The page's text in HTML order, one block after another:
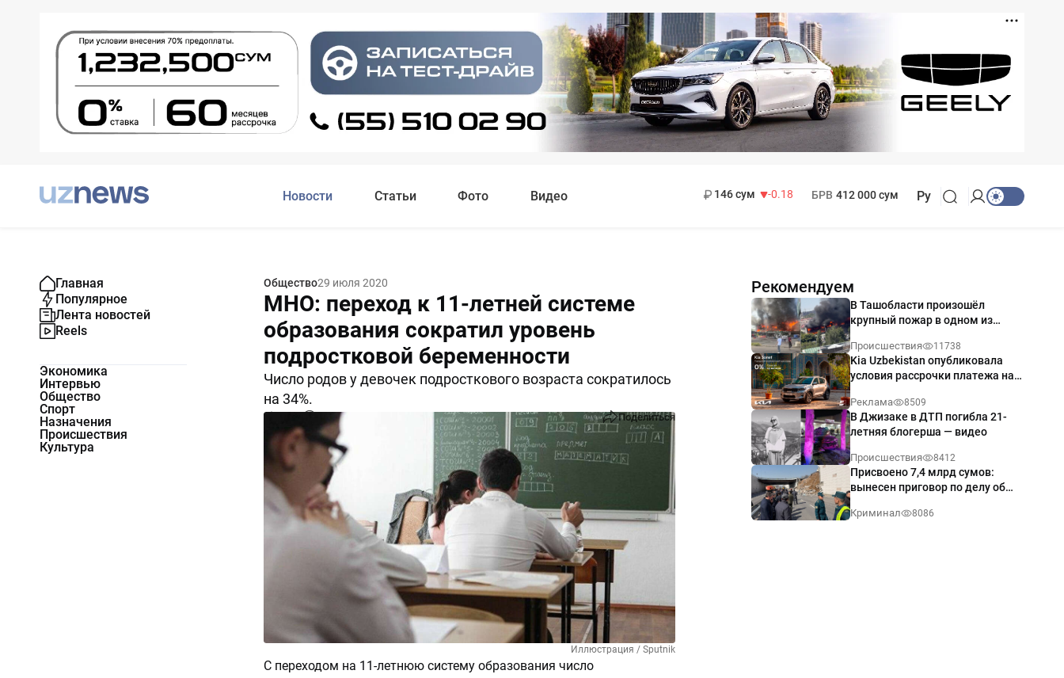
Новости Статьи Фото Видео
146 сум
-0.18
БРВ 412 000 сум Ру
Главная
Популярное
Лента новостей
Reels
Экономика
Интервью
Общество
Спорт
Назначения
Происшествия
Культура
Общество29 июля 2020
МНО: переход к 11-летней системе
образования сократил уровень
подростковой беременности
Число родов у девочек подросткового возраста сократилось
на 34%.
Поделиться
Иллюстрация / Sputnik
С переходом на 11-летнюю систему образования число
Рекомендуем
В Ташобласти произошёл
крупный пожар в одном из
Происшествия 11738
Kia Uzbekistan опубликовала
условия рассрочки платежа на
годовых
Реклама 8509
В Джизаке в ДТП погибла 21-
летняя блогерша — видео
Происшествия 8412
Присвоено 7,4 млрд сумов:
вынесен приговор по делу об
Ташкенте
Криминал 8086